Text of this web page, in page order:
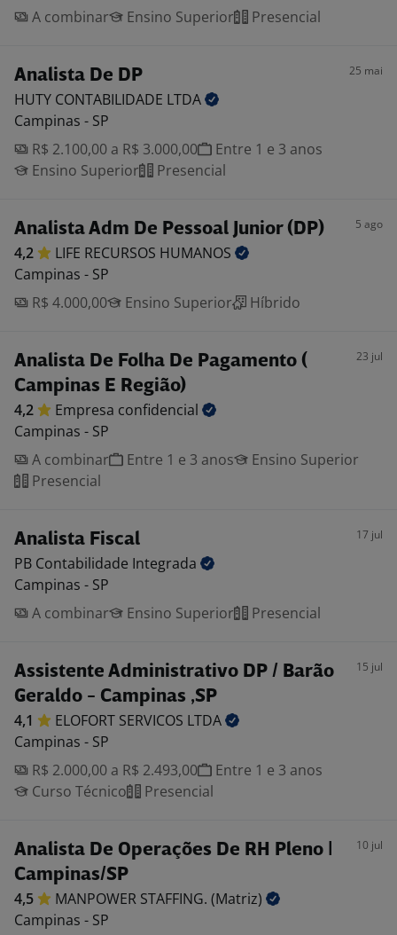
A combinar
Ensino Superior Presencial
Analista De DP 25 mai
HUTY CONTABILIDADE LTDA
Campinas - SP
R$ 2.100,00 a R$ 3.000,00
Entre 1 e 3 anos
Ensino Superior
Presencial
Analista Adm De Pessoal Junior (DP) 5 ago
4,2 LIFE RECURSOS HUMANOS
Campinas - SP
R$ 4.000,00
Ensino Superior Híbrido
Analista De Folha De Pagamento (
Campinas E Região)
23 jul
4,2 Empresa confidencial
Campinas - SP
A combinar
Entre 1 e 3 anos
Ensino Superior
Presencial
Analista Fiscal 17 jul
PB Contabilidade Integrada
Campinas - SP
A combinar
Ensino Superior Presencial
Assistente Administrativo DP / Barão
Geraldo - Campinas ,SP
15 jul
4,1 ELOFORT SERVICOS LTDA
Campinas - SP
R$ 2.000,00 a R$ 2.493,00
Entre 1 e 3 anos
Curso Técnico
Presencial
Analista De Operações De RH Pleno |
Campinas/SP
10 jul
4,5 MANPOWER STAFFING. (Matriz)
Campinas - SP